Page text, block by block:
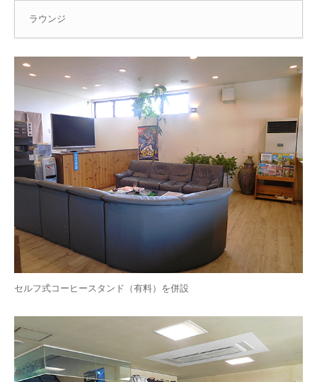
ラウンジ
セルフ式コーヒースタンド（有料）を併設